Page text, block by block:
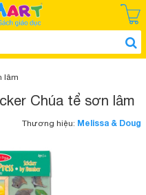
lâm
Chúa tể sơn lâm
Thương hiệu: Melissa & Doug